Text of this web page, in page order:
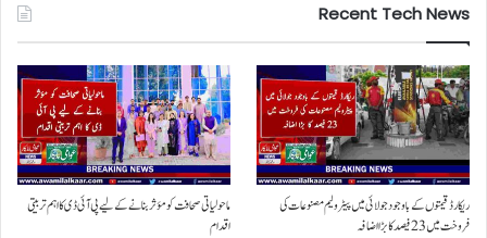
Recent Tech News
ریکارڈ قیمتوں کے باوجود جولائی میں پیٹرولیم مصنوعات کی
فروخت میں 23 فیصد کا بڑا اضافہ
ماحولیاتی صحافت کو مؤثر بنانے کے لیے پی آئی ڈی کا اہم تربیتی
اقدام